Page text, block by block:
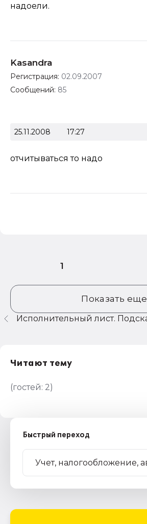
надоели.
Kasandra
Регистрация: 02.09.2007
Сообщений: 85
25.11.2008 17:27
отчитываться то надо
Показать еще
1
Читают тему
(гостей: 2)
Быстрый переход